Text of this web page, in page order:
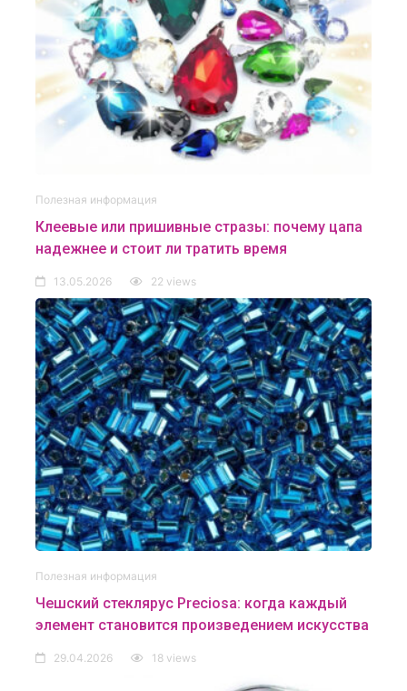
Полезная информация
Клеевые или пришивные стразы: почему цапа
надежнее и стоит ли тратить время
13.05.2026 22 views
Полезная информация
Чешский стеклярус Preciosa: когда каждый
элемент становится произведением искусства
29.04.2026 18 views